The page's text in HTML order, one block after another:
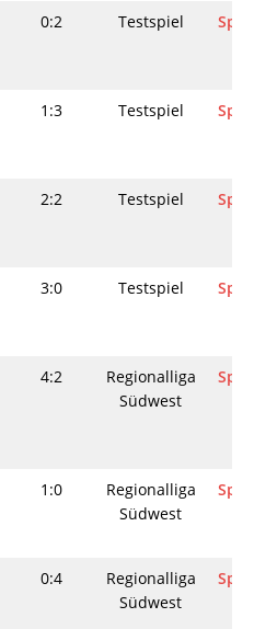
0:2 Testspiel
1:3 Testspiel
2:2 Testspiel
3:0 Testspiel
4:2
Regionalliga
Südwest
1:0
Regionalliga
Südwest
0:4
Regionalliga
Südwest